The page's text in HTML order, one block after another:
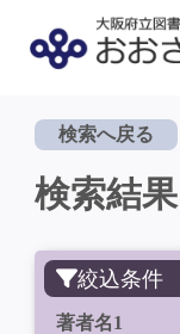
検索へ戻る
検索結果
絞込条件
著者名1